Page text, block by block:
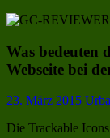
Was bedeuten
Webseite bei
23. März 2015
Die Trackable